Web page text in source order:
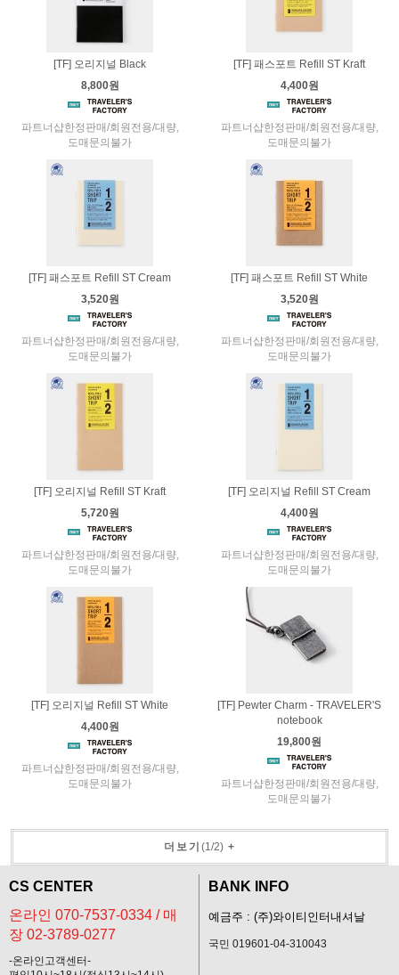
[TF] 오리지널 Black
8,800원
파트너샵한정판매/회원전용/대량,
도매문의불가
[TF] 패스포트 Refill ST Kraft
4,400원
파트너샵한정판매/회원전용/대량,
도매문의불가
[TF] 패스포트 Refill ST Cream
3,520원
파트너샵한정판매/회원전용/대량,
도매문의불가
[TF] 패스포트 Refill ST White
3,520원
파트너샵한정판매/회원전용/대량,
도매문의불가
[TF] 오리지널 Refill ST Kraft
5,720원
파트너샵한정판매/회원전용/대량,
도매문의불가
[TF] 오리지널 Refill ST Cream
4,400원
파트너샵한정판매/회원전용/대량,
도매문의불가
[TF] 오리지널 Refill ST White
4,400원
파트너샵한정판매/회원전용/대량,
도매문의불가
[TF] Pewter Charm - TRAVELER'S
notebook
19,800원
파트너샵한정판매/회원전용/대량,
도매문의불가
더보기 (1 /2)+
CS CENTER
온라인 070-7537-0334 / 매
장 02-3789-0277
-온라인고객센터-
BANK INFO
예금주 : (주)와이티인터내셔날
국민 019601-04-310043